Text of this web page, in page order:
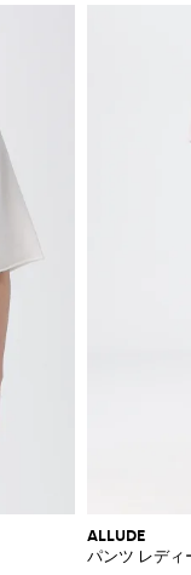
ALLUDE
パンツ レディ